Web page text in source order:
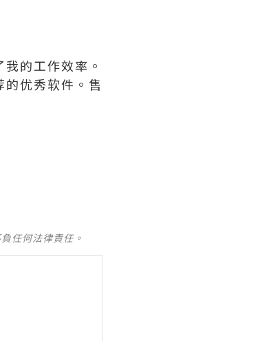
的工作效率。
优秀软件。售
任何法律責任。